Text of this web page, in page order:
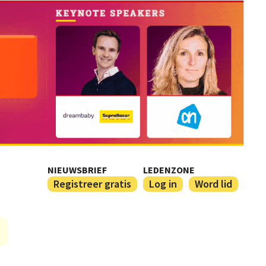
NIEUWSBRIEF
Registreer gratis
LEDENZONE
Log in Word lid